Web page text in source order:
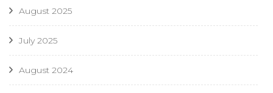
August 2025
July 2025
August 2024